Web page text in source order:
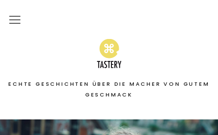
ECHTE GESCHICHTEN ÜBER DIE MACHER VON GUTEM
GESCHMACK
Home
Stories
On the road
Featured